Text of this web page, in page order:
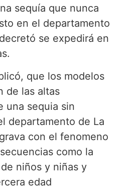
sequía que nunca
en el departamento
se expedirá en
que los modelos
de las altas
una sequia sin
departamento de La
con el fenomeno
como la
niños y niñas y
edad